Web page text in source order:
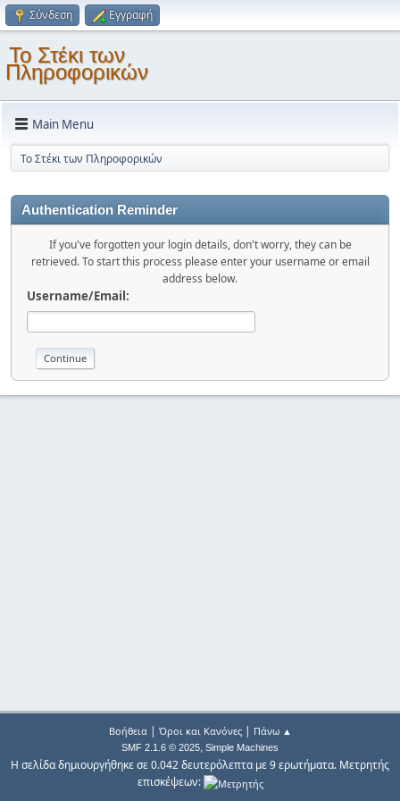
Σύνδεση Εγγραφή
Το Στέκι των
Πληροφορικών
Main Menu
Το Στέκι των Πληροφορικών
Authentication Reminder
If you've forgotten your login details, don't worry, they can be
retrieved. To start this process please enter your username or email
address below.
Username/Email:
Βοήθεια| Όροι και Κανόνες| Πάνω ▲
SMF 2.1.6 © 2025, Simple Machines
Η σελίδα δημιουργήθηκε σε 0.042 δευτερόλεπτα με 9 ερωτήματα. Μετρητής
επισκέψεων: